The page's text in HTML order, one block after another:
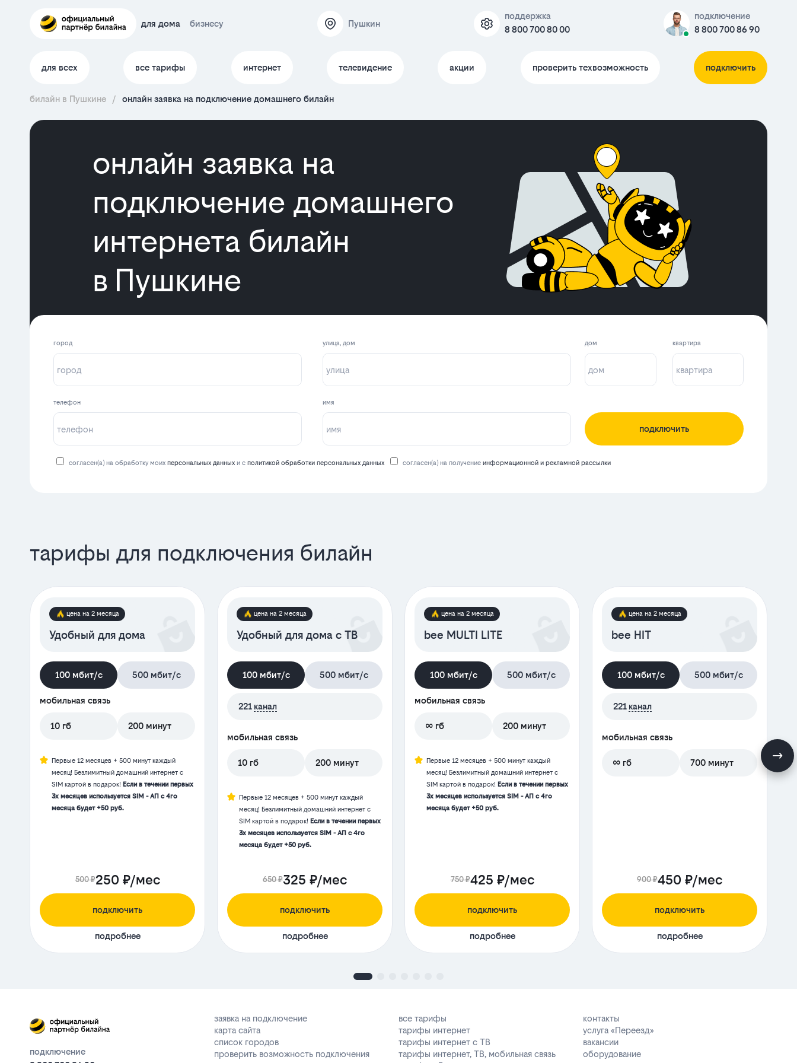
для дома бизнесу Пушкин
поддержка
8 800 700 80 00
подключение
8 800 700 86 90
для всех все тарифы интернет телевидение акции проверить техвозможность подключить
билайн в Пушкине / онлайн заявка на подключение домашнего билайн
онлайн заявка на
подключение домашнего
интернета билайн
в Пушкине
город улица, дом
телефон имя
дом квартира
подключить
согласен(а) на обработку моих персональных данных и с политикой обработки персональных данных согласен(а) на получение информационной и рекламной рассылки
тарифы для подключения билайн
цена на 2 месяца
Удобный для дома
100 мбит/с 500 мбит/с
мобильная связь
10 гб 200 минут
Первые 12 месяцев + 500 минут каждый
месяц! Безлимитный домашний интернет с
SIM картой в подарок! Если в течении первых
3х месяцев используется SIM - АП с 4го
месяца будет +50 руб.
500 ₽250 ₽/мес
подключить
подробнее
цена на 2 месяца
Удобный для дома с ТВ
100 мбит/с 500 мбит/с
221 канал
мобильная связь
10 гб 200 минут
Первые 12 месяцев + 500 минут каждый
месяц! Безлимитный домашний интернет с
SIM картой в подарок! Если в течении первых
3х месяцев используется SIM - АП с 4го
месяца будет +50 руб.
650 ₽325 ₽/мес
подключить
подробнее
цена на 2 месяца
bee MULTI LITE
100 мбит/с 500 мбит/с
мобильная связь
∞ гб 200 минут
Первые 12 месяцев + 500 минут каждый
месяц! Безлимитный домашний интернет с
SIM картой в подарок! Если в течении первых
3х месяцев используется SIM - АП с 4го
месяца будет +50 руб.
750 ₽425 ₽/мес
подключить
подробнее
цена на 2 месяца
bee HIT
100 мбит/с 500 мбит/с
221 канал
мобильная связь
∞ гб 700 минут
900 ₽450 ₽/мес
подключить
подробнее
подключение
заявка на подключение
карта сайта
список городов
проверить возможность подключения
все тарифы
тарифы интернет
тарифы интернет с ТВ
тарифы интернет, ТВ, мобильная связь
контакты
услуга «Переезд»
вакансии
оборудование